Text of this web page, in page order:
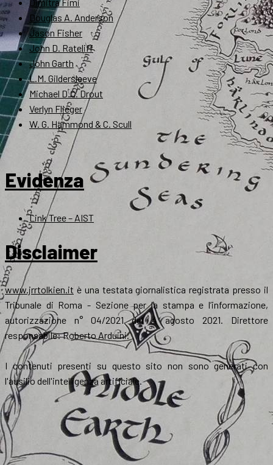
Dimitra Fimi
Douglas A. Anderson
Jason Fisher
John D. Rateliff
John Garth
L.M. Gildersleeve
Michael D.C. Drout
Verlyn Flieger
W. G. Hammond & C. Scull
Evidenza
Link Tree – AIST
Disclaimer
www.jrrtolkien.it è una testata giornalistica registrata presso il
Tribunale di Roma - Sezione per la stampa e l’informazione,
autorizzazione n° 04/2021 del 4 agosto 2021. Direttore
responsabile: Roberto Arduini.
I contenuti presenti su questo sito non sono generati con
l'ausilio dell'intelligenza artificiale.